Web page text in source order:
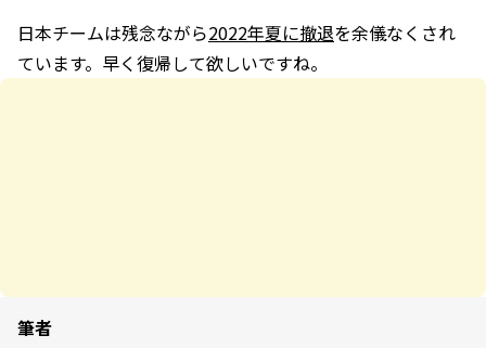
日本チームは残念ながら2022年夏に撤退を余儀なくされ
ています。早く復帰して欲しいですね。
筆者